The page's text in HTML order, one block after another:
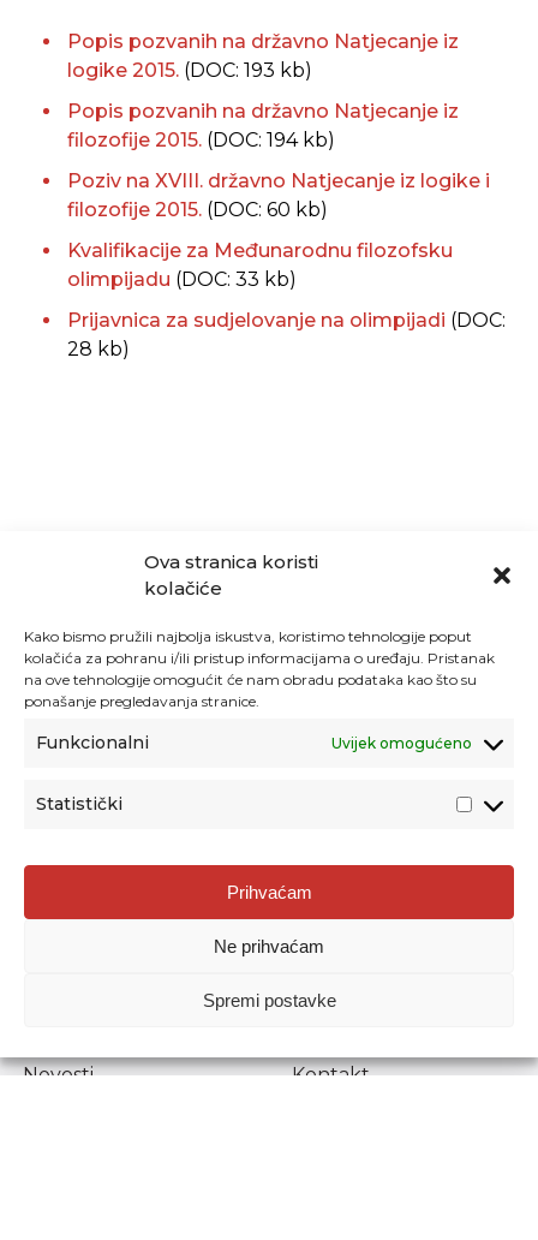
Ova stranica koristi
kolačiće
Kako bismo pružili najbolja iskustva, koristimo tehnologije poput
kolačića za pohranu i/ili pristup informacijama o uređaju. Pristanak
na ove tehnologije omogućit će nam obradu podataka kao što su
ponašanje pregledavanja stranice.
Funkcionalni Uvijek omogućeno
Statistički
Prihvaćam
Ne prihvaćam
Spremi postavke
Popis pozvanih na državno Natjecanje iz
logike 2015. (DOC: 193 kb)
Popis pozvanih na državno Natjecanje iz
filozofije 2015. (DOC: 194 kb)
Poziv na XVIII. državno Natjecanje iz logike i
filozofije 2015. (DOC: 60 kb)
Kvalifikacije za Međunarodnu filozofsku
olimpijadu (DOC: 33 kb)
Prijavnica za sudjelovanje na olimpijadi (DOC:
28 kb)
Agencija za odgoj i obrazovanje
Donje Svetice 38, 10000 Zagreb
1778129
Prenošenje sadržaja dopušteno je uz navođenje izvora.
Novosti
Kontakt